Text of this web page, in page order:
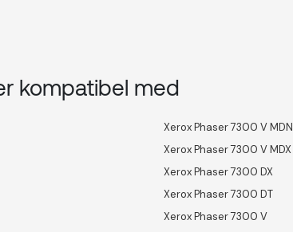
kompatibel med
Xerox Phaser 7300 V MDN
Xerox Phaser 7300 V MDX
Xerox Phaser 7300 DX
Xerox Phaser 7300 DT
Xerox Phaser 7300 V